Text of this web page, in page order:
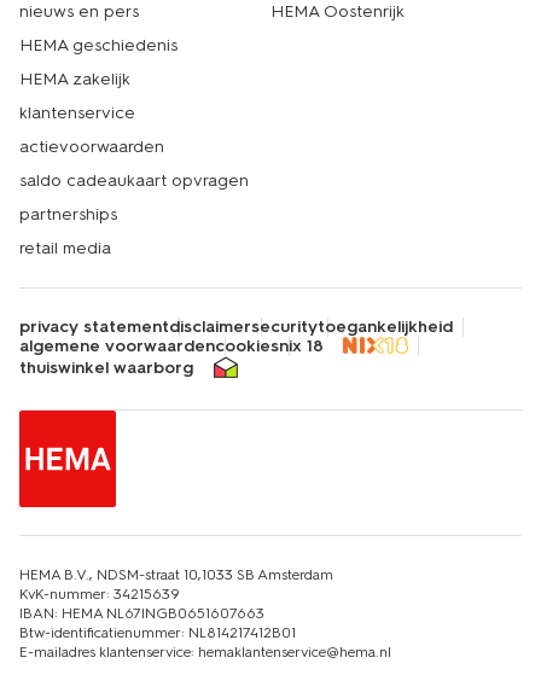
nieuws en pers
HEMA geschiedenis
HEMA zakelijk
klantenservice
actievoorwaarden
saldo cadeaukaart opvragen
partnerships
retail media
HEMA Oostenrijk
privacy statementdisclaimersecuritytoegankelijkheid
algemene voorwaardencookiesnix 18
thuiswinkel waarborg
HEMA B.V., NDSM-straat 10,1033 SB Amsterdam
KvK-nummer: 34215639
IBAN: HEMA NL67INGB0651607663
Btw-identificatienummer: NL814217412B01
E-mailadres klantenservice: hemaklantenservice@hema.nl